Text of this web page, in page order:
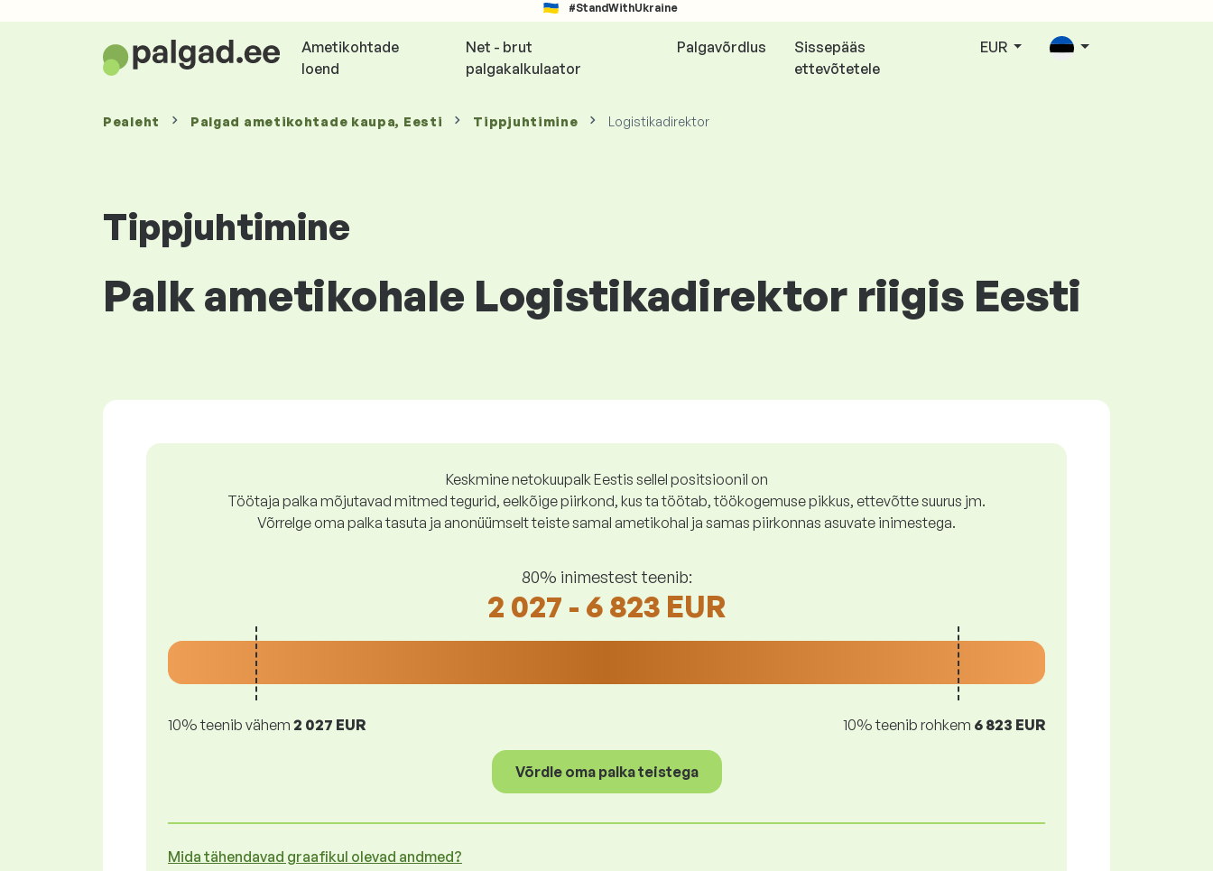
#StandWithUkraine
Ametikohtade
loend
Net - brut
palgakalkulaator
Palgavõrdlus
Sissepääs
ettevõtetele
EUR
Pealeht Palgad ametikohtade kaupa, Eesti Tippjuhtimine Logistikadirektor
Tippjuhtimine
Palk ametikohale Logistikadirektor riigis Eesti
Keskmine netokuupalk Eestis sellel positsioonil on
Töötaja palka mõjutavad mitmed tegurid, eelkõige piirkond, kus ta töötab, töökogemuse pikkus, ettevõtte suurus jm.
Võrrelge oma palka tasuta ja anonüümselt teiste samal ametikohal ja samas piirkonnas asuvate inimestega.
80% inimestest teenib:
2 027 - 6 823 EUR
10% teenib vähem 2 027 EUR 10% teenib rohkem 6 823 EUR
Võrdle oma palka teistega
Mida tähendavad graafikul olevad andmed?